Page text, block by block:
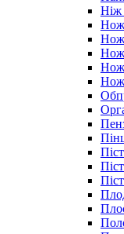
Ніж